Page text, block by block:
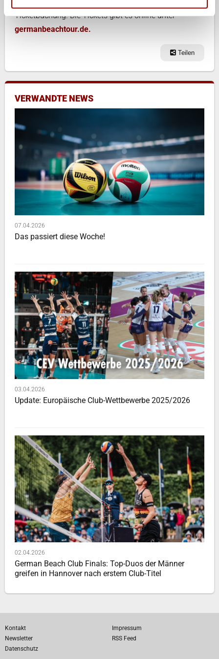
Ticketbuchung. Die Tickets gibt es online unter
germanbeachtour.de.
Teilen
VERWANDTE NEWS
07.04.2026
Das passiert diese Woche!
03.04.2026
Update: Europäische Club-Wettbewerbe 2025/2026
02.04.2026
German Beach Club Finals: Top-Duos der Männer
greifen in Hannover nach erstem Club-Titel
Kontakt
Impressum
Newsletter
RSS Feed
Datenschutz